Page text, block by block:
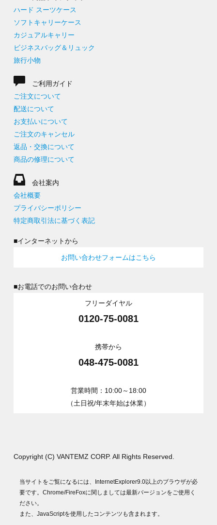
ハード スーツケース
ソフトキャリーケース
カジュアルキャリー
ビジネスバッグ＆リュック
旅行小物
ご利用ガイド
ご注文について
配送について
お支払いについて
ご注文のキャンセル
返品・交換について
商品の修理について
会社案内
会社概要
プライバシーポリシー
特定商取引法に基づく表記
■インターネットから
お問い合わせフォームはこちら
■お電話でのお問い合わせ
フリーダイヤル
0120-75-0081
携帯から
048-475-0081
営業時間：10:00～18:00
（土日祝/年末年始は休業）
Copyright (C) VANTEMZ CORP. All Rights Reserved.
当サイトをご覧になるには、InternetExplorer9.0以上のブラウザが必
要です。Chrome/FireFoxに関しましては最新バージョンをご使用く
ださい。
また、JavaScriptを使用したコンテンツも含まれます。